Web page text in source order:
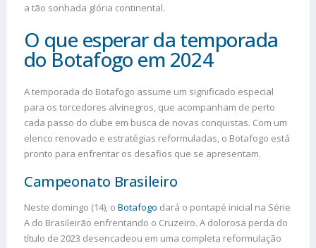
a tão sonhada glória continental.
O que esperar da temporada
do Botafogo em 2024
A temporada do Botafogo assume um significado especial
para os torcedores alvinegros, que acompanham de perto
cada passo do clube em busca de novas conquistas. Com um
elenco renovado e estratégias reformuladas, o Botafogo está
pronto para enfrentar os desafios que se apresentam.
Campeonato Brasileiro
Neste domingo (14), o Botafogo dará o pontapé inicial na Série
A do Brasileirão enfrentando o Cruzeiro. A dolorosa perda do
título de 2023 desencadeou em uma completa reformulação